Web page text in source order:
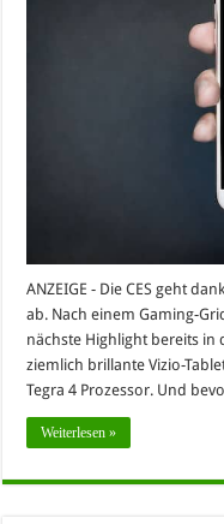
ANZEIGE - Die CES geht
ab. Nach einem Gaming-
nächste Highlight bereits in
ziemlich brillante Vizio-
Tegra 4 Prozessor. Und
Weiterlesen »